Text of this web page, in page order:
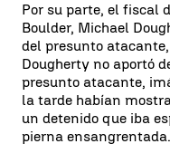
Por su parte, el fiscal
Boulder, Michael
del presunto
Dougherty no aportó
presunto atacante,
la tarde habían
un detenido que iba
pierna ensangrentada.